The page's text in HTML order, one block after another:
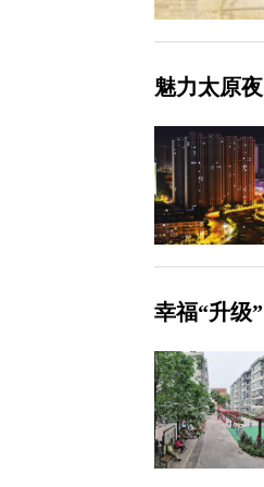
魅力太原夜
幸福“升级”